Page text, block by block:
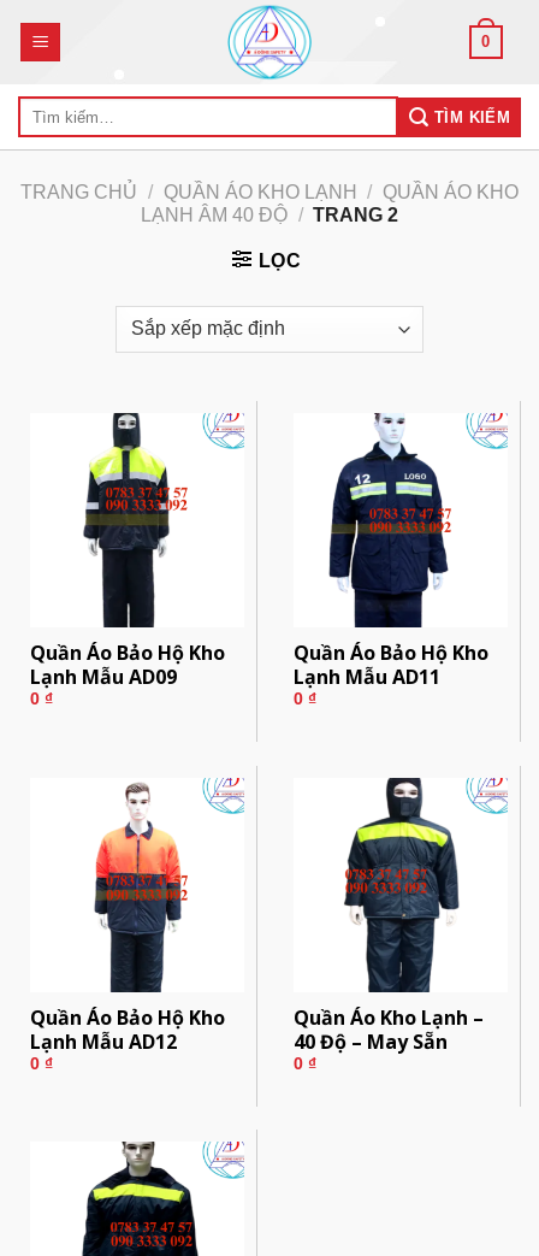
0
TÌM KIẾM
TRANG CHỦ / QUẦN ÁO KHO LẠNH / QUẦN ÁO KHO
LẠNH ÂM 40 ĐỘ / TRANG 2
LỌC
Quần Áo Bảo Hộ Kho
Lạnh Mẫu AD09
0 ₫
Quần Áo Bảo Hộ Kho
Lạnh Mẫu AD11
0 ₫
Quần Áo Bảo Hộ Kho
Lạnh Mẫu AD12
0 ₫
Quần Áo Kho Lạnh –
40 Độ – May Sẵn
0 ₫